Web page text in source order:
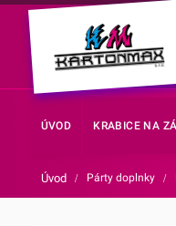
ÚVOD KRABICE NA
Úvod / Párty doplnky /